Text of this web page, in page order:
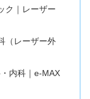
ク｜レーザー
（レーザー外
内科｜e-MAX